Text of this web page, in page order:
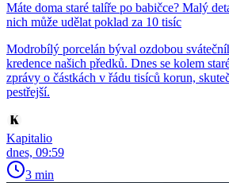
Máte doma staré talíře po babičce? Malý
nich může udělat poklad za 10 tisíc
Modrobílý porcelán býval ozdobou
kredence našich předků. Dnes se kolem
zprávy o částkách v řádu tisíců korun,
pestřejší.
Kapitalio
dnes, 09:59
3 min